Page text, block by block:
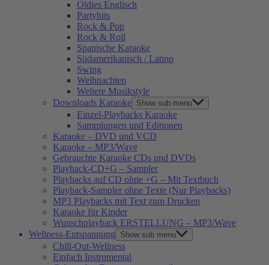
Oldies Englisch
Partyhits
Rock & Pop
Rock & Roll
Spanische Karaoke
Südamerikanisch / Latino
Swing
Weihnachten
Weitere Musikstyle
Downloads Karaoke Show sub menu
Einzel-Playbacks Karaoke
Sammlungen und Editionen
Karaoke – DVD und VCD
Karaoke – MP3/Wave
Gebrauchte Karaoke CDs und DVDs
Playback-CD+G – Sampler
Playbacks auf CD ohne +G – Mit Textbuch
Playback-Sampler ohne Texte (Nur Playbacks)
MP3 Playbacks mit Text zum Drucken
Karaoke für Kinder
Wunschplayback ERSTELLUNG – MP3/Wave
Wellness-Entspannung
Show sub menu
Chill-Out-Wellness
Einfach Instrumental